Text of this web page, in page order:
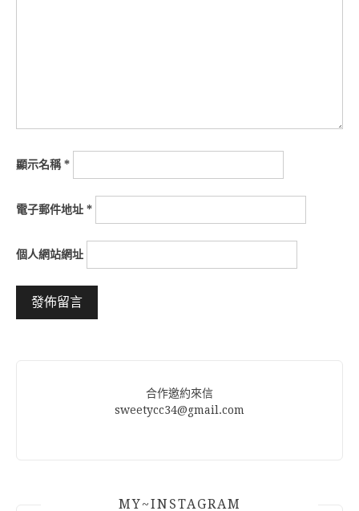
顯示名稱*
電子郵件地址 *
個人網站網址
合作邀約來信
sweetycc34@gmail.com
MY~INSTAGRAM